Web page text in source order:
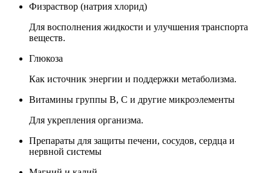
Физраствор (натрия хлорид)
Для восполнения жидкости и улучшения транспорта
веществ.
Глюкоза
Как источник энергии и поддержки метаболизма.
Витамины группы B, C и другие микроэлементы
Для укрепления организма.
Препараты для защиты печени, сосудов, сердца и
нервной системы